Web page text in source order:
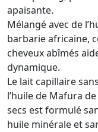
apaisante.
Mélangé avec de
barbarie africaine,
cheveux abîmés
dynamique.
Le lait capillaire
l’huile de Mafura
secs est formulé
huile minérale et